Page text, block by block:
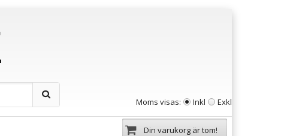
Moms visas: Inkl Exkl
Din varukorg är tom!